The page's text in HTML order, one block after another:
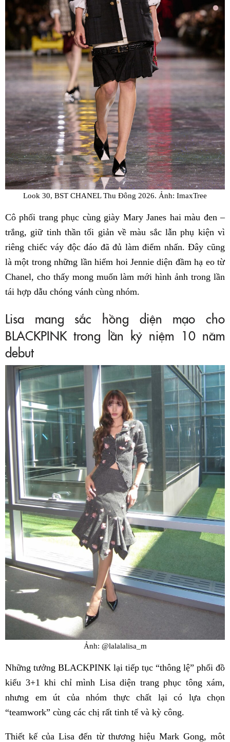
Look 30, BST CHANEL Thu Đông 2026. Ảnh: ImaxTree
Cô phối trang phục cùng giày Mary Janes hai màu đen –
trắng, giữ tinh thần tối giản về màu sắc lẫn phụ kiện vì
riêng chiếc váy độc đáo đã đủ làm điểm nhấn. Đây cũng
là một trong những lần hiếm hoi Jennie diện đầm hạ eo từ
Chanel, cho thấy mong muốn làm mới hình ảnh trong lần
tái hợp dẫu chóng vánh cùng nhóm.
Lisa mang sắc hồng diện mạo cho
BLACKPINK trong lần kỷ niệm 10 năm
debut
Ảnh: @lalalalisa_m
Những tưởng BLACKPINK lại tiếp tục “thông lệ” phối đồ
kiểu 3+1 khi chỉ mình Lisa diện trang phục tông xám,
nhưng em út của nhóm thực chất lại có lựa chọn
“teamwork” cùng các chị rất tinh tế và kỳ công.
Thiết kế của Lisa đến từ thương hiệu Mark Gong, môt